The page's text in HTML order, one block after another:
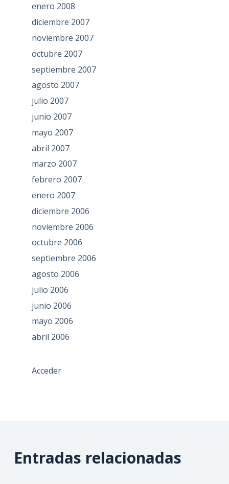
enero 2008
diciembre 2007
noviembre 2007
octubre 2007
septiembre 2007
agosto 2007
julio 2007
junio 2007
mayo 2007
abril 2007
marzo 2007
febrero 2007
enero 2007
diciembre 2006
noviembre 2006
octubre 2006
septiembre 2006
agosto 2006
julio 2006
junio 2006
mayo 2006
abril 2006
Acceder
Entradas relacionadas